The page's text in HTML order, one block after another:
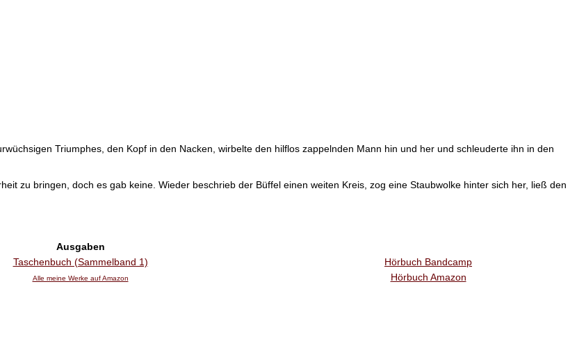
Triumphes, den Kopf in den Nacken, wirbelte den hilflos zappelnden Mann hin und her und schleuderte ihn in den
zu bringen, doch es gab keine. Wieder beschrieb der Büffel einen weiten Kreis, zog eine Staubwolke hinter sich her, ließ den
Ausgaben
Taschenbuch (Sammelband 1) Hörbuch Bandcamp
Alle meine Werke auf Amazon Hörbuch Amazon